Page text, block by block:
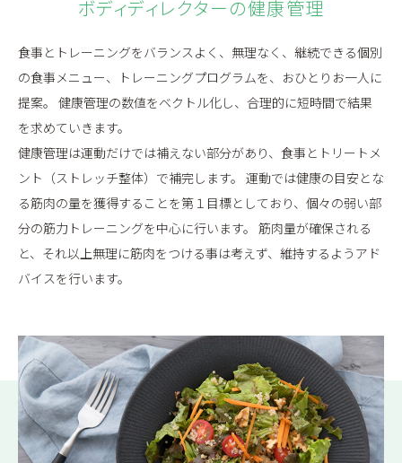
ボディディレクターの健康管理
食事とトレーニングをバランスよく、無理なく、継続できる個別
の食事メニュー、トレーニングプログラムを、おひとりお一人に
提案。 健康管理の数値をベクトル化し、合理的に短時間で結果
を求めていきます。
健康管理は運動だけでは補えない部分があり、食事とトリートメ
ント（ストレッチ整体）で補完します。 運動では健康の目安とな
る筋肉の量を獲得することを第１目標としており、個々の弱い部
分の筋力トレーニングを中心に行います。 筋肉量が確保される
と、それ以上無理に筋肉をつける事は考えず、維持するようアド
バイスを行います。